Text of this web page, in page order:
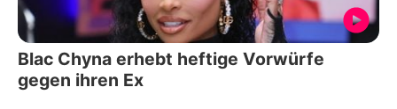
Blac Chyna erhebt heftige Vorwürfe
gegen ihren Ex